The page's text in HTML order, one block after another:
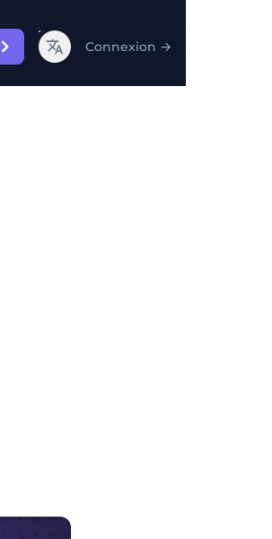
Connexion →